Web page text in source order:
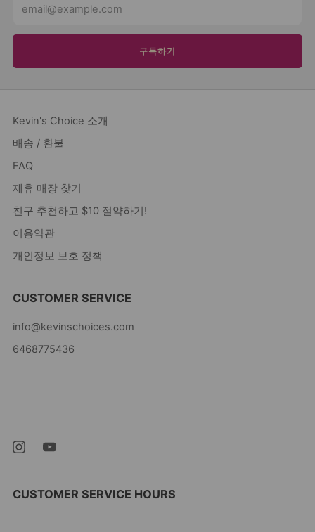
구독하기
Kevin's Choice 소개
배송 / 환불
FAQ
제휴 매장 찾기
친구 추천하고 $10 절약하기!
이용약관
개인정보 보호 정책
CUSTOMER SERVICE
info@kevinschoices.com
6468775436
CUSTOMER SERVICE HOURS